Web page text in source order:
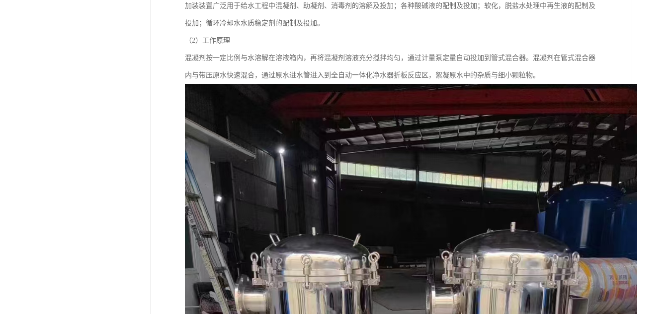
加装装置广泛用于给水工程中混凝剂、助凝剂、消毒剂的溶解及投加；各种酸碱液的配制及投加；软化，脱盐水处理中再生液的配制及
投加；循环冷却水水质稳定剂的配制及投加。
（2）工作原理
混凝剂按一定比例与水溶解在溶液箱内，再将混凝剂溶液充分搅拌均匀，通过计量泵定量自动投加到管式混合器。混凝剂在管式混合器
内与带压原水快速混合，通过原水进水管进入到全自动一体化净水器折板反应区，絮凝原水中的杂质与细小颗粒物。